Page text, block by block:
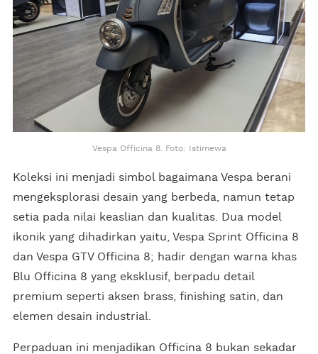
Vespa Officina 8. Foto: Istimewa
Koleksi ini menjadi simbol bagaimana Vespa berani
mengeksplorasi desain yang berbeda, namun tetap
setia pada nilai keaslian dan kualitas. Dua model
ikonik yang dihadirkan yaitu, Vespa Sprint Officina 8
dan Vespa GTV Officina 8; hadir dengan warna khas
Blu Officina 8 yang eksklusif, berpadu detail
premium seperti aksen brass, finishing satin, dan
elemen desain industrial.
Perpaduan ini menjadikan Officina 8 bukan sekadar